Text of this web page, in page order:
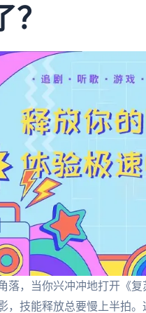
落，当你兴冲冲地打开《
，技能释放总要慢上半拍